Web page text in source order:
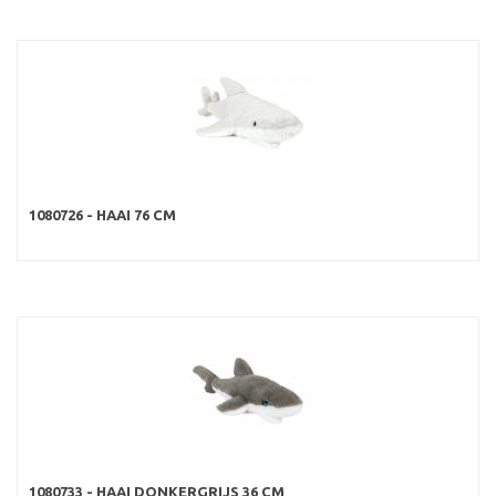
1080726 - HAAI 76 CM
1080733 - HAAI DONKERGRIJS 36 CM